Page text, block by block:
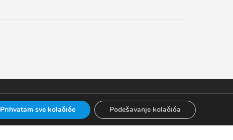
Prihvatam sve kolačiće Podešavanje kolačića